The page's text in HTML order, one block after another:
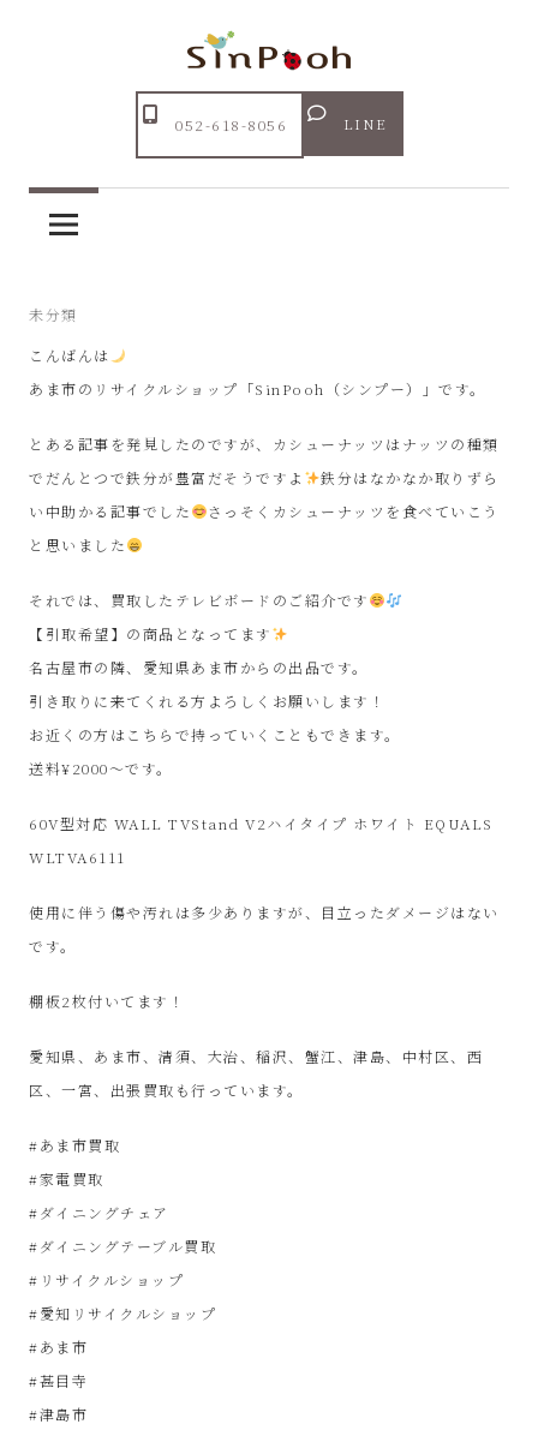
へ
プ
サ
ク
ル
シ
ョ
プ
ン
SinPooh
は
家
電
site
052-618-8056 LINE
2024年4月8日
未分類
こんばんは
あま市のリサイクルショップ「SinPooh（シンプー）」です。
とある記事を発見したのですが、カシューナッツはナッツの種類
でだんとつで鉄分が豊富だそうですよ
鉄分はなかなか取りずら
い中助かる記事でした
さっそくカシューナッツを食べていこう
と思いました
それでは、買取したテレビボードのご紹介です
【引取希望】の商品となってます
名古屋市の隣、愛知県あま市からの出品です。
引き取りに来てくれる方よろしくお願いします！
お近くの方はこちらで持っていくこともできます。
送料¥2000〜です。
60V型対応 WALL TVStand V2ハイタイプ ホワイト EQUALS
WLTVA6111
使用に伴う傷や汚れは多少ありますが、目立ったダメージはない
です。
棚板2枚付いてます！
愛知県、あま市、清須、大治、稲沢、蟹江、津島、中村区、西
区、一宮、出張買取も行っています。
#あま市買取
#家電買取
#ダイニングチェア
#ダイニングテーブル買取
#リサイクルショップ
#愛知リサイクルショップ
#あま市
#甚目寺
#津島市